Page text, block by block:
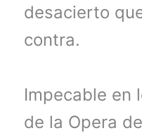
desacierto
contra.
Impecable en
de la Opera